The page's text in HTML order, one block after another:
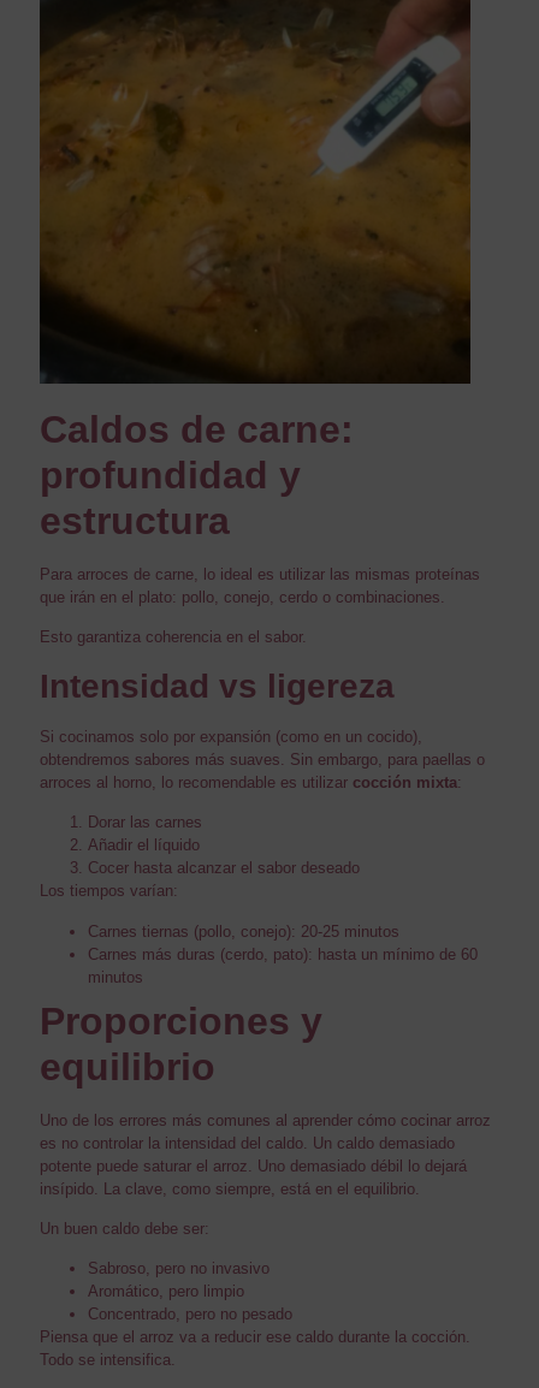
Caldos de carne:
profundidad y
estructura
Para arroces de carne, lo ideal es utilizar las mismas proteínas
que irán en el plato: pollo, conejo, cerdo o combinaciones.
Esto garantiza coherencia en el sabor.
Intensidad vs ligereza
Si cocinamos solo por expansión (como en un cocido),
obtendremos sabores más suaves. Sin embargo, para paellas o
arroces al horno, lo recomendable es utilizar cocción mixta:
Dorar las carnes
Añadir el líquido
Cocer hasta alcanzar el sabor deseado
Los tiempos varían:
Carnes tiernas (pollo, conejo): 20-25 minutos
Carnes más duras (cerdo, pato): hasta un mínimo de 60
minutos
Proporciones y
equilibrio
Uno de los errores más comunes al aprender cómo cocinar arroz
es no controlar la intensidad del caldo. Un caldo demasiado
potente puede saturar el arroz. Uno demasiado débil lo dejará
insípido. La clave, como siempre, está en el equilibrio.
Un buen caldo debe ser:
Sabroso, pero no invasivo
Aromático, pero limpio
Concentrado, pero no pesado
Piensa que el arroz va a reducir ese caldo durante la cocción.
Todo se intensifica.